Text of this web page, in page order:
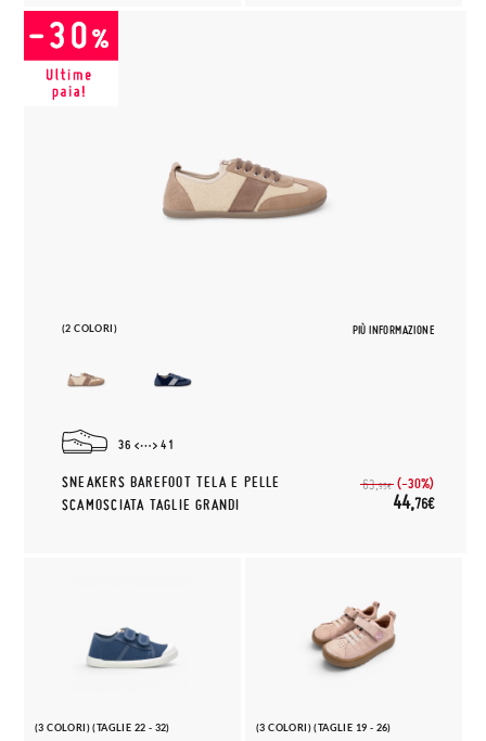
(2 COLORI) PIÙ INFORMAZIONE
36 41
SNEAKERS BAREFOOT TELA E PELLE
SCAMOSCIATA TAGLIE GRANDI
63,95€ (-30%)
44,76€
(3 COLORI) (TAGLIE 22 - 32) (3 COLORI) (TAGLIE 19 - 26)